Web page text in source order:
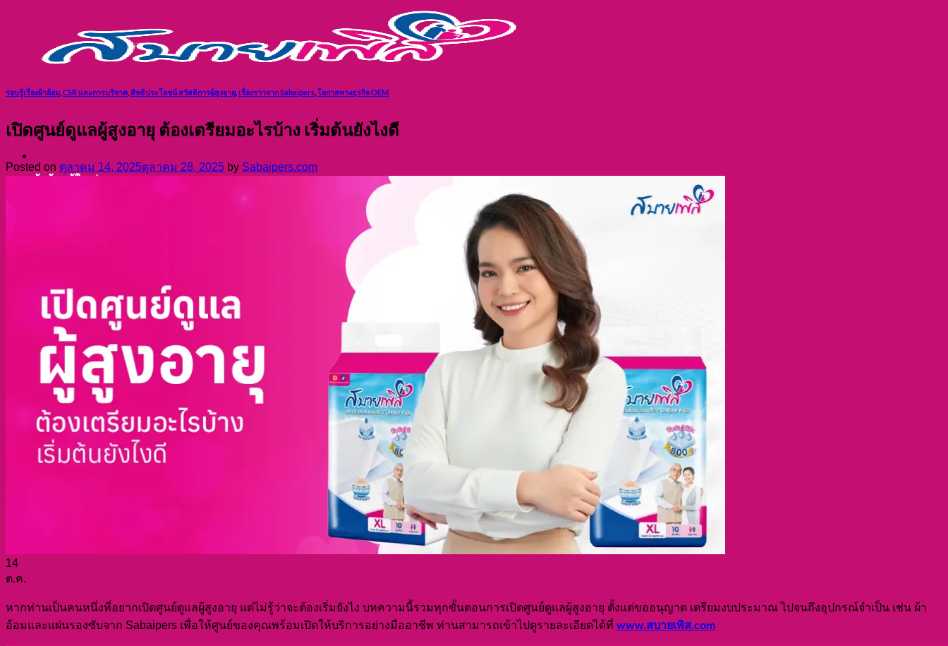
ผ้าอ้อมผู้ใหญ่
บทความ
เกี่ยวกับเรา
ติดต่อเรา
ไทย
ไทย
English
สอบถามเพิ่มเติม!
รอบรู้เรื่องผ้าอ้อม CSR และการบริจาค สิทธิประโยชน์ สวัสดิการผู้สูงอายุ เรื่องราวจาก Sabaipers โอกาสทางธุรกิจ OEM
เปิดศูนย์ดูแลผู้สูงอายุ ต้องเตรียมอะไรบ้าง เริ่มต้นยังไงดี
Posted on ตุลาคม 14, 2025ตุลาคม 28, 2025 by Sabaipers.com
14
ต.ค.
หากท่านเป็นคนหนึ่งที่อยากเปิดศูนย์ดูแลผู้สูงอายุ แต่ไม่รู้ว่าจะต้องเริ่มยังไง บทความนี้รวมทุกขั้นตอนการเปิดศูนย์ดูแลผู้สูงอายุ ตั้งแต่ขออนุญาต เตรียมงบประมาณ ไปจนถึงอุปกรณ์จำเป็น เช่น ผ้า
อ้อมและแผ่นรองซับจาก Sabaipers เพื่อให้ศูนย์ของคุณพร้อมเปิดให้บริการอย่างมืออาชีพ ท่านสามารถเข้าไปดูรายละเอียดได้ที่ www.สบายเพิส.com